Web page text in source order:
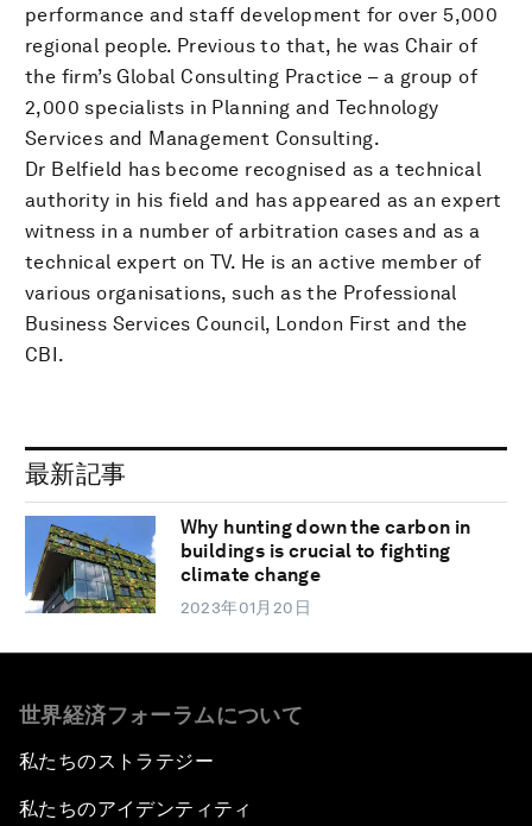
performance and staff development for over 5,000
regional people. Previous to that, he was Chair of
the firm’s Global Consulting Practice – a group of
2,000 specialists in Planning and Technology
Services and Management Consulting.
Dr Belfield has become recognised as a technical
authority in his field and has appeared as an expert
witness in a number of arbitration cases and as a
technical expert on TV. He is an active member of
various organisations, such as the Professional
Business Services Council, London First and the
CBI.
最新記事
Why hunting down the carbon in
buildings is crucial to fighting
climate change
2023年01月20日
世界経済フォーラムについて
私たちのストラテジー
私たちのアイデンティティ